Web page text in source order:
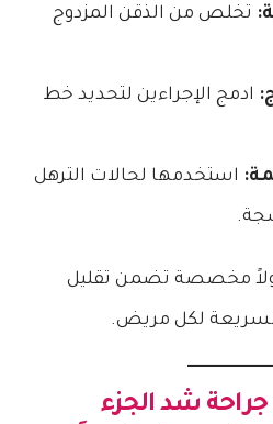
تخلص من الذقن المزدوج
ادمج الإجراءين لتحديد خط
استخدمها لحالات الترهل
مخصصة تضمن تقليل
السريعة لكل مريض.
جراحة شد الجزء